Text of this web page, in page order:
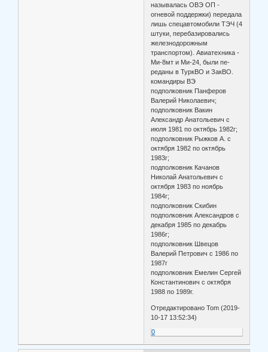
называлась ОВЭ ОП -
огневой поддержки) передала
лишь спецавтомобили ТЭЧ (4
штуки, перебазировались
железнодорожным
транспортом). Авиатехника -
Ми-8мт и Ми-24, были пе-
реданы в ТуркВО и ЗакВО.
командиры ВЭ
подполковник Панферов
Валерий Николаевич;
подполковник Вакин
Александр Анатольевич с
июля 1981 по октябрь 1982г;
подполковник Рыжков А. с
октября 1982 по октябрь
1983г;
подполковник Качанов
Николай Анатольевич с
октября 1983 по ноябрь
1984г;
подполковник Скибин
подполковник Александров с
декабря 1985 по декабрь
1986г;
подполковник Швецов
Валерий Петрович с 1986 по
1987г
подполковник Емелин Сергей
Константинович с октября
1988 по 1989г.
Отредактировано Tom (2019-
10-17 13:52:34)
0